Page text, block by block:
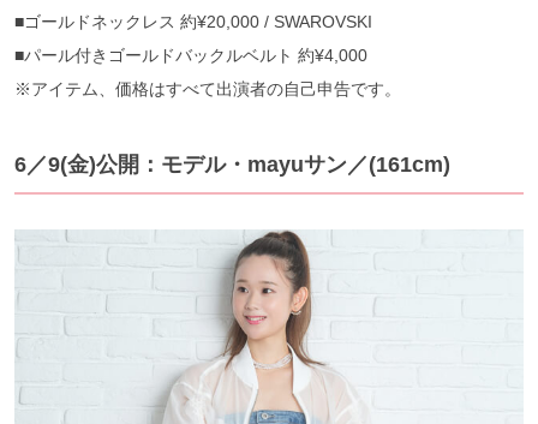
■ゴールドネックレス 約¥20,000 / SWAROVSKI
■パール付きゴールドバックルベルト 約¥4,000
※アイテム、価格はすべて出演者の自己申告です。
6／9(金)公開：モデル・mayuサン／(161cm)